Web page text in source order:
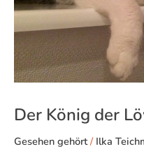
Der König der
Gesehen gehört/ Ilka